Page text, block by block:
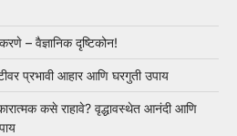
– वैज्ञानिक दृष्टिकोन!
प्रभावी आहार आणि घरगुती उपाय
कसे राहावे? वृद्धावस्थेत आनंदी आणि